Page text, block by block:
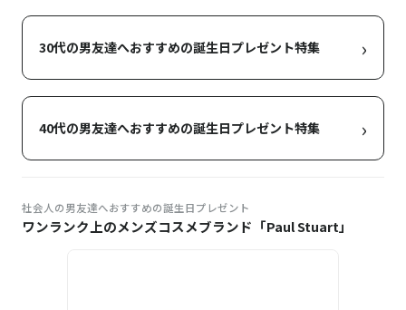
30代の男友達へおすすめの誕生日プレゼント特集 ›
40代の男友達へおすすめの誕生日プレゼント特集 ›
社会人の男友達へおすすめの誕生日プレゼント
ワンランク上のメンズコスメブランド「Paul Stuart」